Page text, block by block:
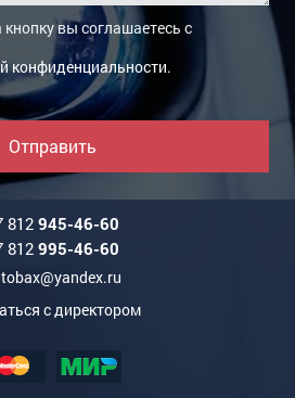
вы соглашаетесь с
конфиденциальности.
Отправить
812945-46-60
812995-46-60
с директором